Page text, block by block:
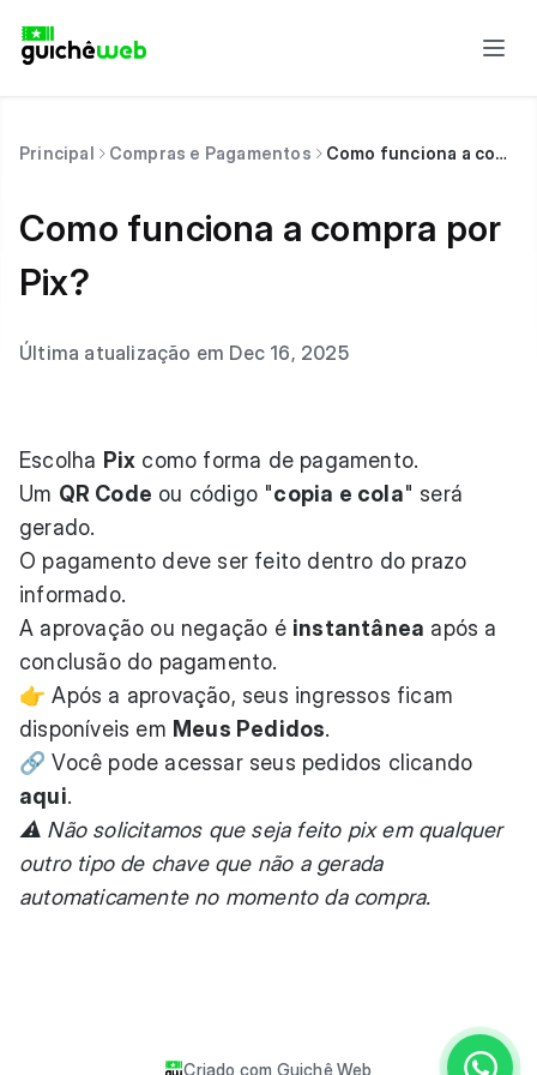
Principal Compras e Pagamentos Como funciona a compra por Pix?
Como funciona a compra por
Pix?
Última atualização em Dec 16, 2025
Escolha Pix como forma de pagamento.
Um QR Code ou código "copia e cola" será
gerado.
O pagamento deve ser feito dentro do prazo
informado.
A aprovação ou negação é instantânea após a
conclusão do pagamento.
👉 Após a aprovação, seus ingressos ficam
disponíveis em Meus Pedidos.
🔗 Você pode acessar seus pedidos clicando
aqui.
⚠️ Não solicitamos que seja feito pix em qualquer
outro tipo de chave que não a gerada
automaticamente no momento da compra.
Criado com Guichê Web